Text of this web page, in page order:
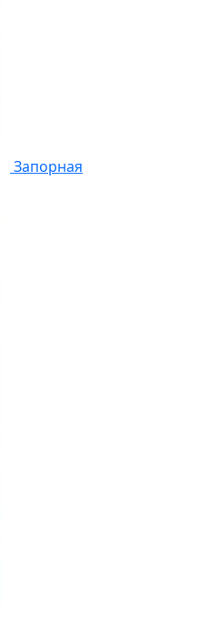
Запорная